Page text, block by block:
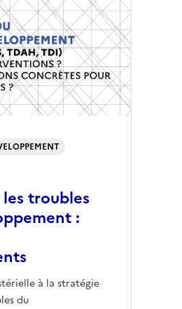
troubles
:
à la stratégie
du